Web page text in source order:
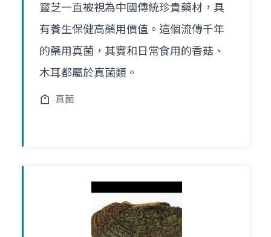
靈芝一直被視為中國傳統珍貴藥材，具
有養生保健高藥用價值。這個流傳千年
的藥用真菌，其實和日常食用的香菇、
木耳都屬於真菌類。
真菌